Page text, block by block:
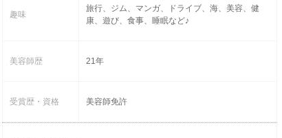
趣味
旅行、ジム、マンガ、ドライブ、海、美容、健
康、遊び、食事、睡眠など♪
美容師歴 21年
受賞歴・資格 美容師免許